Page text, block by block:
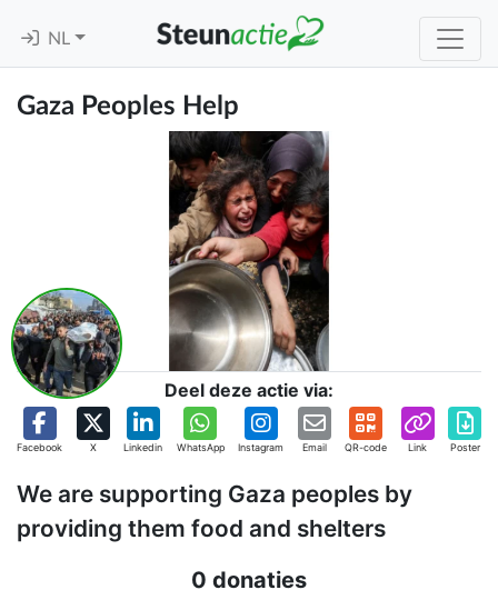
NL
Gaza Peoples Help
Deel deze actie via:
Facebook X Linkedin WhatsApp Instagram Email QR-code Link Poster
We are supporting Gaza peoples by
providing them food and shelters
0 donaties